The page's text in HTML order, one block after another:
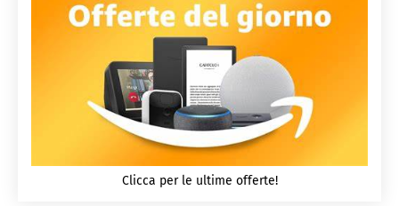
Clicca per le ultime offerte!